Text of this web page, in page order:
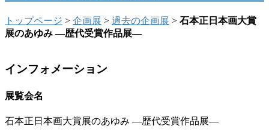
トップページ > 企画展 > 過去の企画展 > 石本正日本画大賞
展のあゆみ ―歴代受賞作品展―
インフォメーション
展覧会名
石本正日本画大賞展のあゆみ ―歴代受賞作品展―